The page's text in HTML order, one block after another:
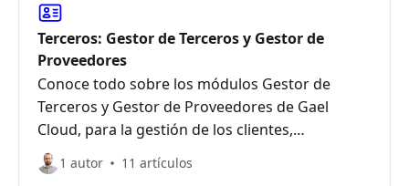
Terceros: Gestor de Terceros y Gestor de
Proveedores
Conoce todo sobre los módulos Gestor de
Terceros y Gestor de Proveedores de Gael
Cloud, para la gestión de los clientes,
proveedores, trabajadores y otros organismos
o personas con las que se relaciona tu empresa
1 autor 11 artículos